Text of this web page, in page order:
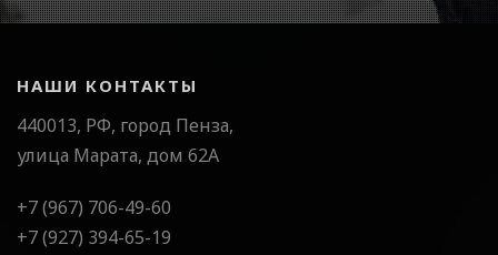
НАШИ КОНТАКТЫ
440013, РФ, город Пенза,
улица Марата, дом 62А
+7 (967) 706-49-60
+7 (927) 394-65-19